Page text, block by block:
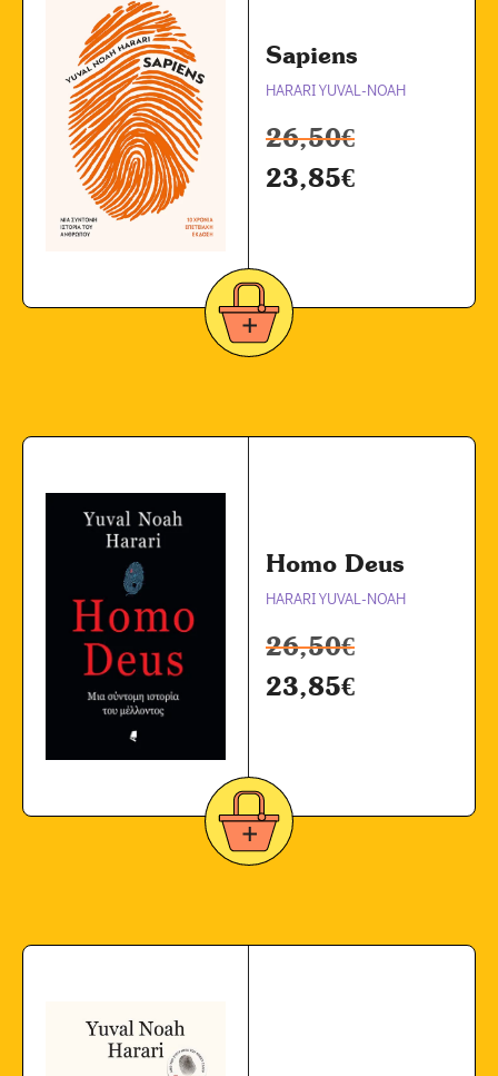
Sapiens
HARARI YUVAL-NOAH
26,50€
23,85€
Homo Deus
HARARI YUVAL-NOAH
26,50€
23,85€